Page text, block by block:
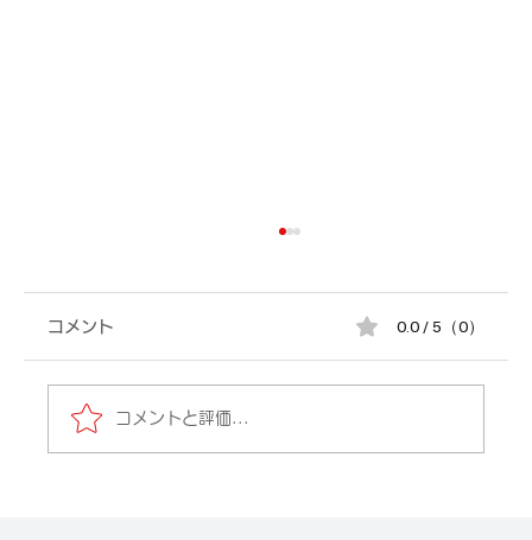
コメント 0.0 / 5（0）
コメントと評価...